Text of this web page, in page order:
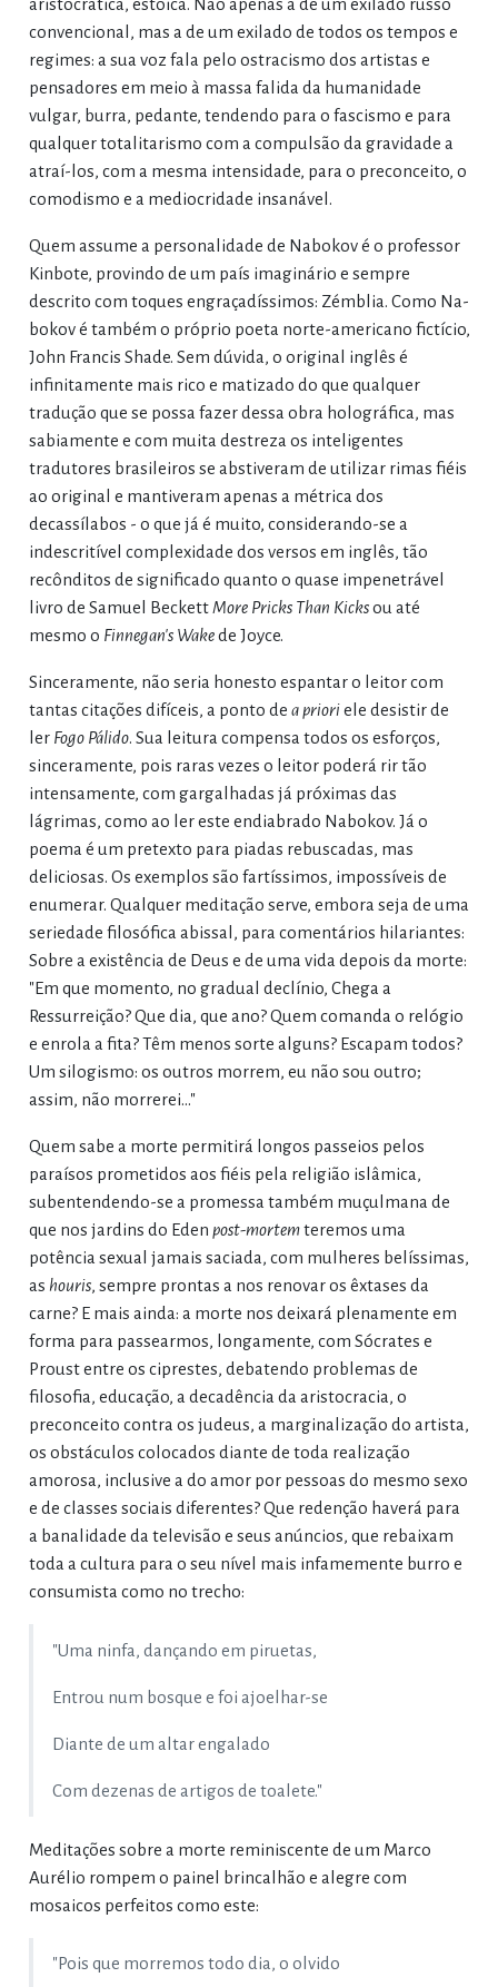
aristocrática, estoica. Não apenas a de um exilado russo
convencional, mas a de um exilado de todos os tempos e
regimes: a sua voz fala pelo ostracismo dos artistas e
pensadores em meio à massa falida da humanidade
vulgar, burra, pedante, tendendo para o fascismo e para
qualquer totalitarismo com a compulsão da gravidade a
atraí-los, com a mesma intensidade, para o preconceito, o
comodismo e a mediocridade insanável.
Quem assume a personalidade de Nabokov é o professor
Kinbote, provindo de um país imaginário e sempre
descrito com toques engraçadíssimos: Zémblia. Como Na-
bokov é também o próprio poeta norte-americano fictício,
John Francis Shade. Sem dúvida, o original inglês é
infinitamente mais rico e matizado do que qualquer
tradução que se possa fazer dessa obra holográfica, mas
sabiamente e com muita destreza os inteligentes
tradutores brasileiros se abstiveram de utilizar rimas fiéis
ao original e mantiveram apenas a métrica dos
decassílabos - o que já é muito, considerando-se a
indescritível complexidade dos versos em inglês, tão
recônditos de significado quanto o quase impenetrável
livro de Samuel BeckettMore Pricks Than Kicksou até
mesmo o Finnegan's Wakede Joyce.
Sinceramente, não seria honesto espantar o leitor com
tantas citações difíceis, a ponto de a prioriele desistir de
ler Fogo Pálido. Sua leitura compensa todos os esforços,
sinceramente, pois raras vezes o leitor poderá rir tão
intensamente, com gargalhadas já próximas das
lágrimas, como ao ler este endiabrado Nabokov. Já o
poema é um pretexto para piadas rebuscadas, mas
deliciosas. Os exemplos são fartíssimos, impossíveis de
enumerar. Qualquer meditação serve, embora seja de uma
seriedade filosófica abissal, para comentários hilariantes:
Sobre a existência de Deus e de uma vida depois da morte:
"Em que momento, no gradual declínio, Chega a
Ressurreição? Que dia, que ano? Quem comanda o relógio
e enrola a fita? Têm menos sorte alguns? Escapam todos?
Um silogismo: os outros morrem, eu não sou outro;
assim, não morrerei..."
Quem sabe a morte permitirá longos passeios pelos
paraísos prometidos aos fiéis pela religião islâmica,
subentendendo-se a promessa também muçulmana de
que nos jardins do Eden post-mortemteremos uma
potência sexual jamais saciada, com mulheres belíssimas,
as houris, sempre prontas a nos renovar os êxtases da
carne? E mais ainda: a morte nos deixará plenamente em
forma para passearmos, longamente, com Sócrates e
Proust entre os ciprestes, debatendo problemas de
filosofia, educação, a decadência da aristocracia, o
preconceito contra os judeus, a marginalização do artista,
os obstáculos colocados diante de toda realização
amorosa, inclusive a do amor por pessoas do mesmo sexo
e de classes sociais diferentes? Que redenção haverá para
a banalidade da televisão e seus anúncios, que rebaixam
toda a cultura para o seu nível mais infamemente burro е
consumista como no trecho:
"Uma ninfa, dançando em piruetas,
Entrou num bosque e foi ajoelhar-se
Diante de um altar engalado
Com dezenas de artigos de toalete."
Meditações sobre a morte reminiscente de um Marco
Aurélio rompem o painel brincalhão e alegre com
mosaicos perfeitos como este:
"Pois que morremos todo dia, o olvido